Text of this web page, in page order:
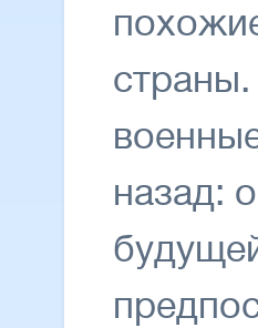
назад: